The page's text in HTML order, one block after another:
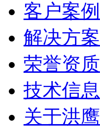
客户案例
解决方案
荣誉资质
技术信息
关于洪鹰